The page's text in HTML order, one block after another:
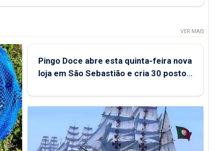
VER MAIS
Pingo Doce abre esta quinta-feira nova
loja em São Sebastião e cria 30 postos